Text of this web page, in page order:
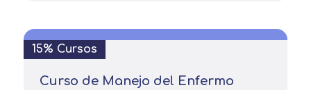
15% Cursos
Curso de Manejo del Enfermo